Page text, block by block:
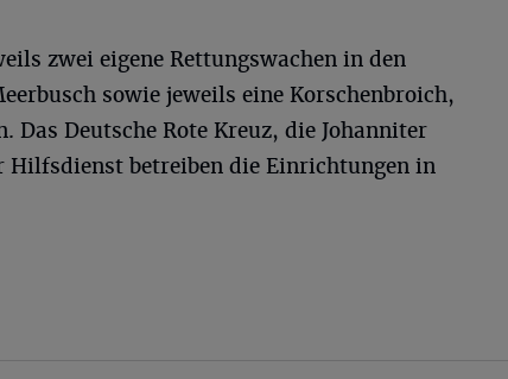
zwei eigene Rettungswachen in den
sowie jeweils eine Korschenbroich,
Das Deutsche Rote Kreuz, die Johanniter
betreiben die Einrichtungen in